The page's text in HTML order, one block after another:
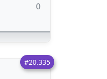
0
#20.335